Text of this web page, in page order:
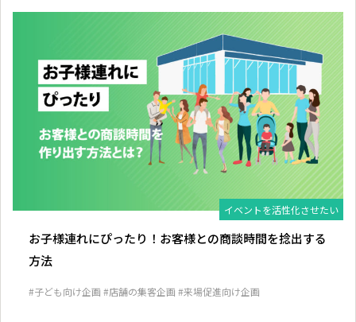
イベントを活性化させたい
お子様連れにぴったり！お客様との商談時間を捻出する
方法
#子ども向け企画 #店舗の集客企画 #来場促進向け企画